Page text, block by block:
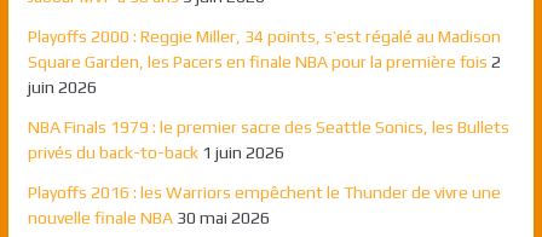
Playoffs 2000 : Reggie Miller, 34 points, s’est régalé au Madison
Square Garden, les Pacers en finale NBA pour la première fois 2
juin 2026
NBA Finals 1979 : le premier sacre des Seattle Sonics, les Bullets
privés du back-to-back 1 juin 2026
Playoffs 2016 : les Warriors empêchent le Thunder de vivre une
nouvelle finale NBA 30 mai 2026